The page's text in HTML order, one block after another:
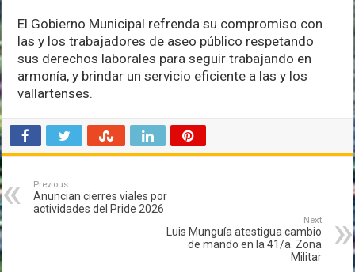
El Gobierno Municipal refrenda su compromiso con
las y los trabajadores de aseo público respetando
sus derechos laborales para seguir trabajando en
armonía, y brindar un servicio eficiente a las y los
vallartenses.
Previous
Anuncian cierres viales por
actividades del Pride 2026
Next
Luis Munguía atestigua cambio
de mando en la 41/a. Zona
Militar